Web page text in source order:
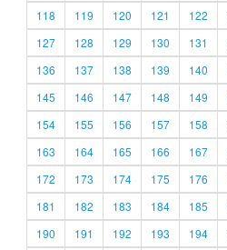
118
119 120 121 122
127
128 129 130 131
136
137 138 139 140
145
146 147 148 149
154
155 156 157 158
163
164 165 166 167
172
173 174 175 176
181
182 183 184 185
190
191 192 193 194